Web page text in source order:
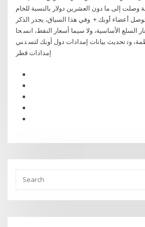
وصلت إلى ما دون العشرين دولار بالنسبة للخام
أعضاء أوبك + ﻭﻓﻲ ﻫﺬﺍ ﺍﻟﺴﻴﺎﻕ، ﻳﺠﺪﺭ ﺍﻟﺬﻛﺮ
ﺍﻟﺴﻠﻊ ﺍﻷﺳﺎﺳﻴﺔ، ﻭﻻ ﺳﻴﻤﺎ ﺃﺳﻌﺎﺭ ﺍﻟﻨﻔﻂ، ﺍﻧﺴ ﺤﺎ
ﻭﺗ ﺗﺤﺪﻳﺚ ﺑﻴﺎﻧﺎﺕ ﺇﻣﺪﺍﺩﺍﺕ ﺩﻭﻝ ﺃﻭﺑﻚ ﻟﺘﺴ ﺘ ﻨﻲ